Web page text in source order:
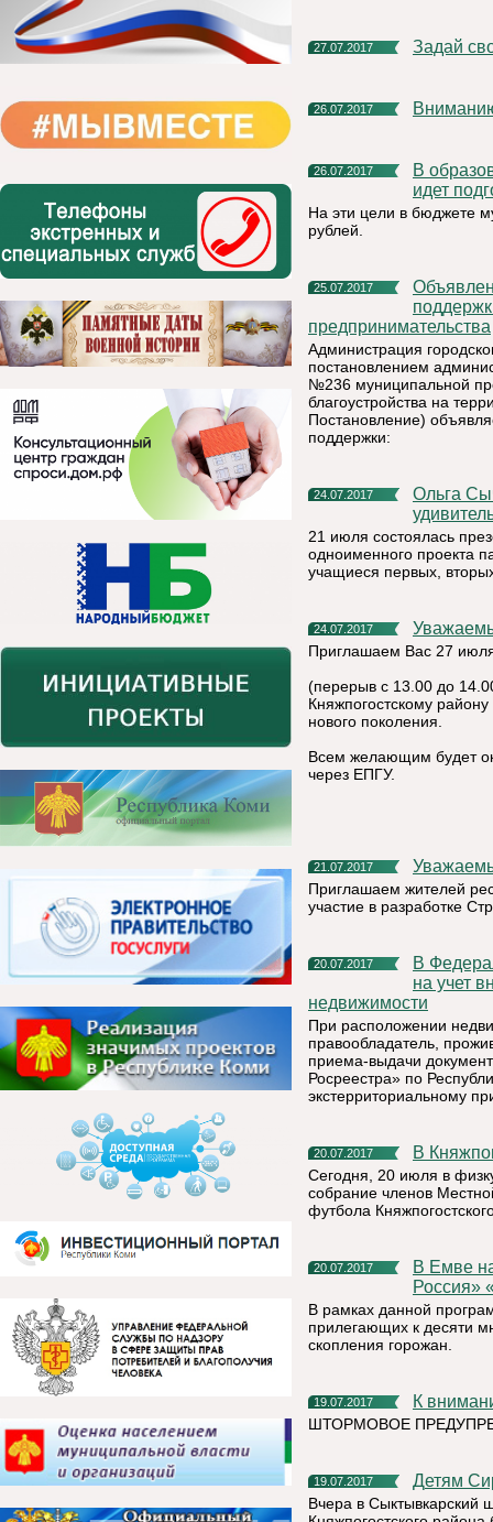
27.07.2017 Задай
26.07.2017
26.07.2017
В образовательных учреждениях Княжпогостского района
идет
На эти цели в бюджете
рублей.
25.07.2017
Объявление о приеме заявок на получение финансовой
предпринимательства
Администрация
постановлением
№236 муниципальной
благоустройства на
Постановление)
поддержки:
24.07.2017
Ольга Сычугова: «Новый дневник расскажет школьникам об
21 июля состоялась
одноименного проекта
учащиеся первых,
24.07.2017
Приглашаем Вас 27
(перерыв с 13.00 до
Княжпогостскому
нового поколения.
Всем желающим будет
через ЕПГУ.
21.07.2017
Приглашаем жителей
участие в разработке
20.07.2017
В Федеральной кадастровой палате можно подать заявление
на учет
недвижимости
При расположении
правообладатель,
приема-выдачи
Росреестра» по
экстерриториальному
20.07.2017 В
Сегодня, 20 июля в
собрание членов
футбола
20.07.2017
В Емве началась реализация проекта партии «Единая
Россия»
В рамках данной
прилегающих к десяти
скопления горожан.
19.07.2017 К
ШТОРМОВОЕ
19.07.2017 Детям
Вчера в Сыктывкарский